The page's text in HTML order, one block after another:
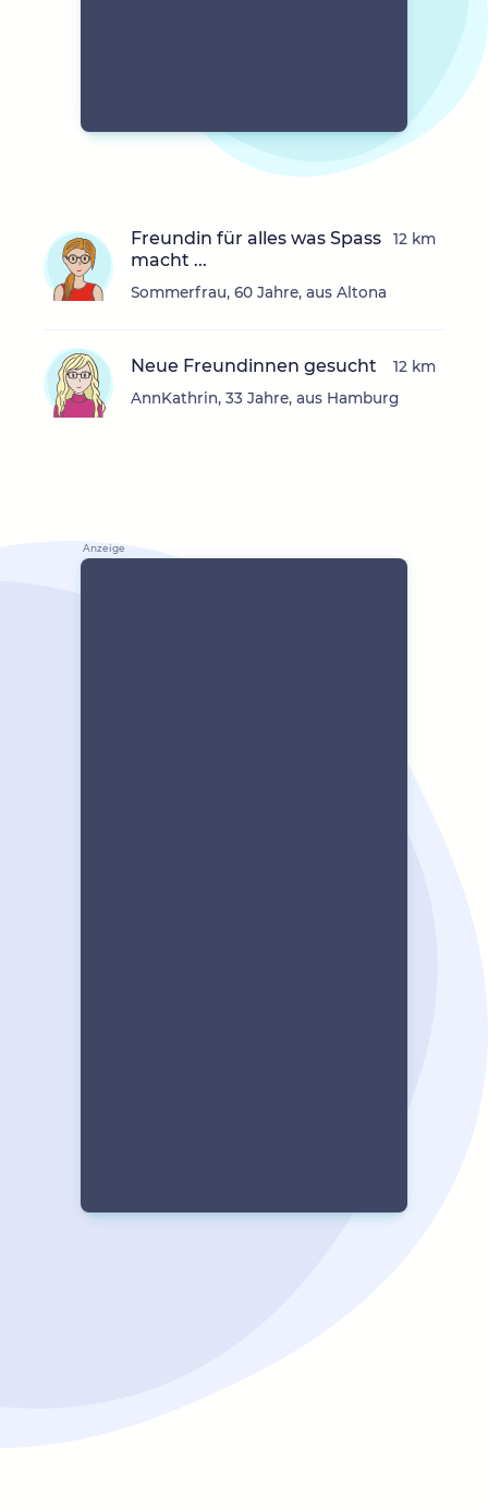
Freundin für alles was Spass
macht ...
Sommerfrau, 60 Jahre, aus Altona
12 km
Neue Freundinnen gesucht
AnnKathrin, 33 Jahre, aus Hamburg
12 km